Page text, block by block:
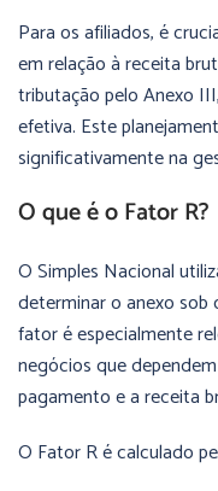
Para os afiliados, é
em relação à receita
tributação pelo Anexo
efetiva. Este
significativamente na
O que é o Fator R?
O Simples Nacional
determinar o anexo sob
fator é especialmente
negócios que
pagamento e a receita
O Fator R é calculado